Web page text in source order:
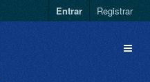
Entrar Registrar